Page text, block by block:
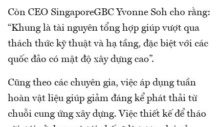
Còn CEO SingaporeGBC Yvonne Soh cho rằng:
“Khung là tài nguyên tổng hợp giúp vượt qua
thách thức kỹ thuật và hạ tầng, đặc biệt với các
quốc đảo có mật độ xây dựng cao”.
Cũng theo các chuyên gia, việc áp dụng tuần
hoàn vật liệu giúp giảm đáng kể phát thải từ
chuỗi cung ứng xây dựng. Việc thiết kế để tháo